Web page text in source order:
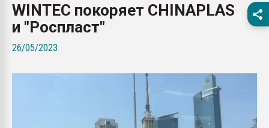
первый план в
бутылок
ПЕРЕЙТИ НА
WINTEC покоряет CHINAPLAS
и "Роспласт"
26/05/2023